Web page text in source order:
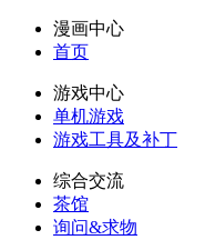
漫画中心
首页
游戏中心
单机游戏
游戏工具及补丁
综合交流
茶馆
询问&求物